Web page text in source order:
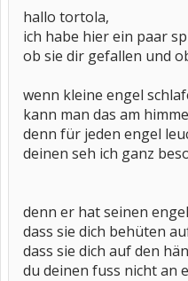
hallo tortola,
ich habe hier ein paar
ob sie dir gefallen und
wenn kleine engel
kann man das am
denn für jeden engel
deinen seh ich ganz
denn er hat seinen
dass sie dich behüten
dass sie dich auf den
du deinen fuss nicht an